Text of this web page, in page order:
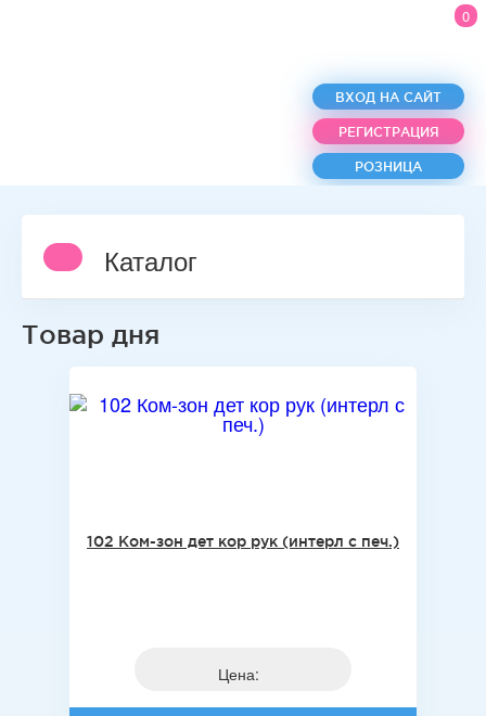
ВХОД НА САЙТ
РЕГИСТРАЦИЯ
РОЗНИЦА
0
Каталог
Товар дня
102 Ком-зон дет кор рук (интерл с печ.)
Цена: